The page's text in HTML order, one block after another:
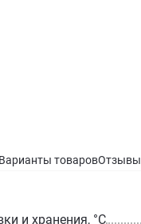
Варианты товаровОтзывы
и хранения, °С